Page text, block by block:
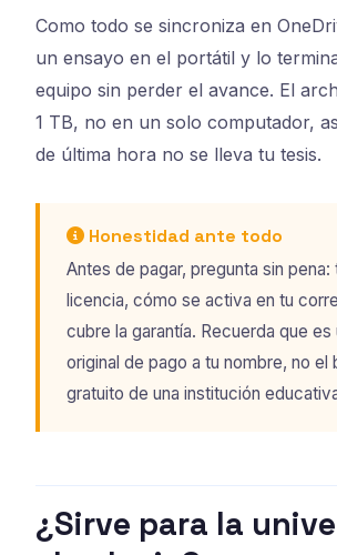
Como todo se sincroniza en
un ensayo en el portátil y lo
equipo sin perder el avance. El
1 TB, no en un solo computador,
de última hora no se lleva tu tesis.
Honestidad ante todo
Antes de pagar, pregunta sin pena:
licencia, cómo se activa en tu
cubre la garantía. Recuerda que es
original de pago a tu nombre, no el
gratuito de una institución
¿Sirve para la